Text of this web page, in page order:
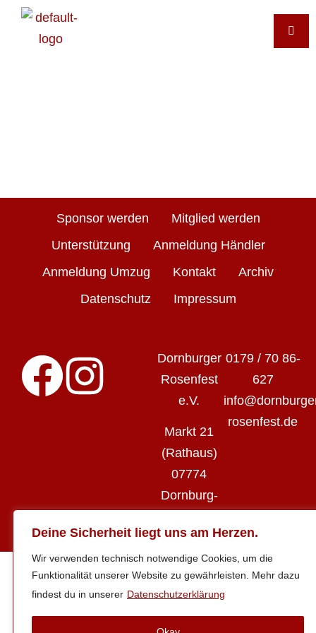
Deine Sicherheit liegt uns am Herzen.
Wir verwenden technisch notwendige Cookies, um die
Funktionalität unserer Website zu gewährleisten. Mehr dazu
findest du in unserer Datenschutzerklärung
Sponsor werden
Mitglied werden
Unterstützung
Anmeldung Händler
Anmeldung Umzug
Kontakt
Archiv
Datenschutz
Impressum
Dornburger
Rosenfest
e.V.
Markt 21
(Rathaus)
07774
Dornburg-
0179 / 70 86-
627
rosenfest.de